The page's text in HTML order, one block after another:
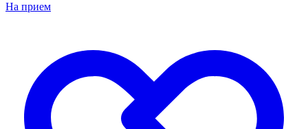
На прием